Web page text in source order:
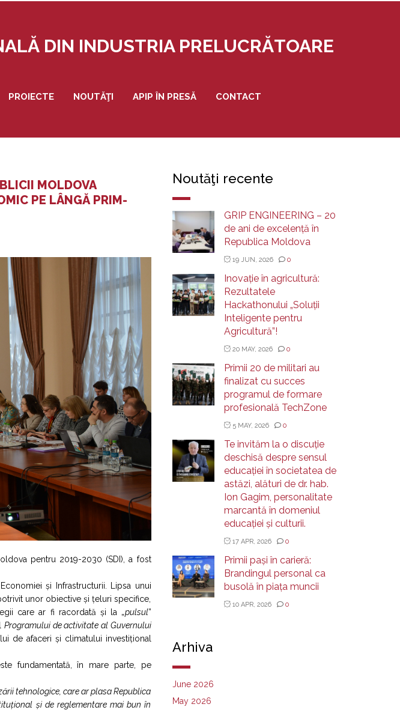
PROIECTE NOUTĂŢI APIP ÎN PRESĂ CONTACT
DIN INDUSTRIA PRELUCRĂTOARE
MOLDOVA
PE LÂNGĂ PRIM-
pentru 2019-2030 (SDI), a fost
și Infrastructurii. Lipsa unui
unor obiective și țeluri specifice,
care ar fi racordată și la „pulsul”
Programului de activitate al Guvernului
de afaceri și climatului investițional
fundamentată, în mare parte, pe
tehnologice, care ar plasa Republica
și de reglementare mai bun în
Noutăţi recente
GRIP ENGINEERING – 20
de ani de excelență în
Republica Moldova
19 JUN, 2026 0
Inovație în agricultură:
Rezultatele
Hackathonului „Soluții
Inteligente pentru
Agricultură”!
20 MAY, 2026 0
Primii 20 de militari au
finalizat cu succes
programul de formare
profesională TechZone
5 MAY, 2026 0
Te invităm la o discuție
deschisă despre sensul
educației în societatea de
astăzi, alături de dr. hab.
Ion Gagim, personalitate
marcantă în domeniul
educației și culturii.
17 APR, 2026 0
Primii pași în carieră:
Brandingul personal ca
busolă în piața muncii
10 APR, 2026 0
Arhiva
June 2026
May 2026